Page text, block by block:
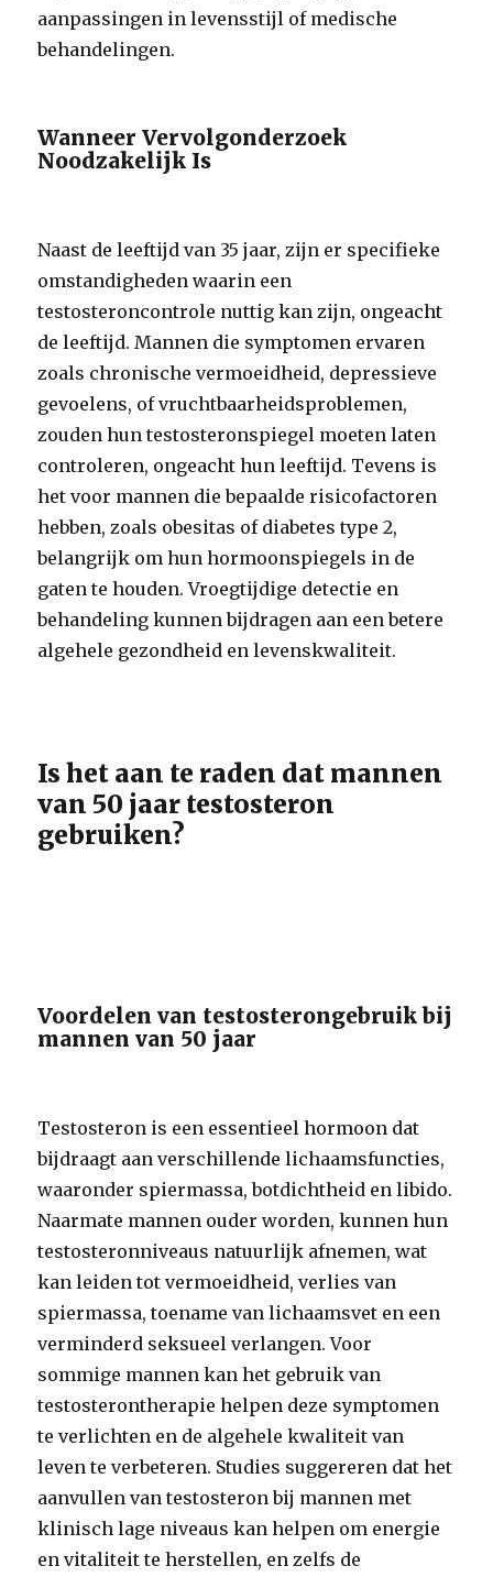
aanpassingen in levensstijl of medische
behandelingen.
Wanneer Vervolgonderzoek
Noodzakelijk Is
Naast de leeftijd van 35 jaar, zijn er specifieke
omstandigheden waarin een
testosteroncontrole nuttig kan zijn, ongeacht
de leeftijd. Mannen die symptomen ervaren
zoals chronische vermoeidheid, depressieve
gevoelens, of vruchtbaarheidsproblemen,
zouden hun testosteronspiegel moeten laten
controleren, ongeacht hun leeftijd. Tevens is
het voor mannen die bepaalde risicofactoren
hebben, zoals obesitas of diabetes type 2,
belangrijk om hun hormoonspiegels in de
gaten te houden. Vroegtijdige detectie en
behandeling kunnen bijdragen aan een betere
algehele gezondheid en levenskwaliteit.
Is het aan te raden dat mannen
van 50 jaar testosteron
gebruiken?
Voordelen van testosterongebruik bij
mannen van 50 jaar
Testosteron is een essentieel hormoon dat
bijdraagt aan verschillende lichaamsfuncties,
waaronder spiermassa, botdichtheid en libido.
Naarmate mannen ouder worden, kunnen hun
testosteronniveaus natuurlijk afnemen, wat
kan leiden tot vermoeidheid, verlies van
spiermassa, toename van lichaamsvet en een
verminderd seksueel verlangen. Voor
sommige mannen kan het gebruik van
testosterontherapie helpen deze symptomen
te verlichten en de algehele kwaliteit van
leven te verbeteren. Studies suggereren dat het
aanvullen van testosteron bij mannen met
klinisch lage niveaus kan helpen om energie
en vitaliteit te herstellen, en zelfs de